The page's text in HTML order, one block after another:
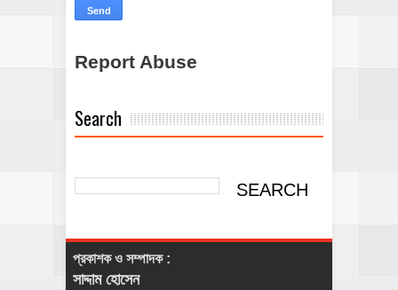
Report Abuse
Search
প্রকাশক ও সম্পাদক :
সাদ্দাম হোসেন